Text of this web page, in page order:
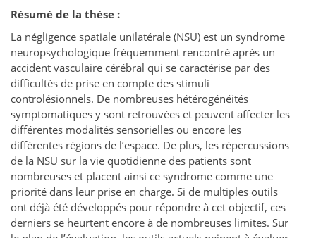
Résumé de la thèse :
La négligence spatiale unilatérale (NSU) est un syndrome
neuropsychologique fréquemment rencontré après un
accident vasculaire cérébral qui se caractérise par des
difficultés de prise en compte des stimuli
controlésionnels. De nombreuses hétérogénéités
symptomatiques y sont retrouvées et peuvent affecter les
différentes modalités sensorielles ou encore les
différentes régions de l’espace. De plus, les répercussions
de la NSU sur la vie quotidienne des patients sont
nombreuses et placent ainsi ce syndrome comme une
priorité dans leur prise en charge. Si de multiples outils
ont déjà été développés pour répondre à cet objectif, ces
derniers se heurtent encore à de nombreuses limites. Sur